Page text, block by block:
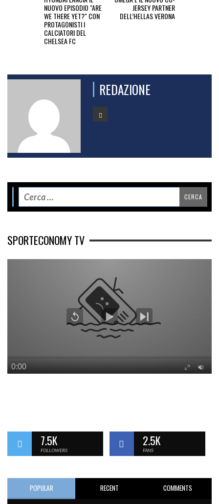
NUOVO EPISODIO "ARE
WE THERE YET?" CON
PROTAGONISTI I
CALCIATORI DEL
CHELSEA FC
JERSEY PARTNER
DELL’HELLAS VERONA
REDAZIONE
SPORTECONOMY TV
7.5K
FOLLOWERS
2.5K
FANS
POPULAR RECENT COMMENTS